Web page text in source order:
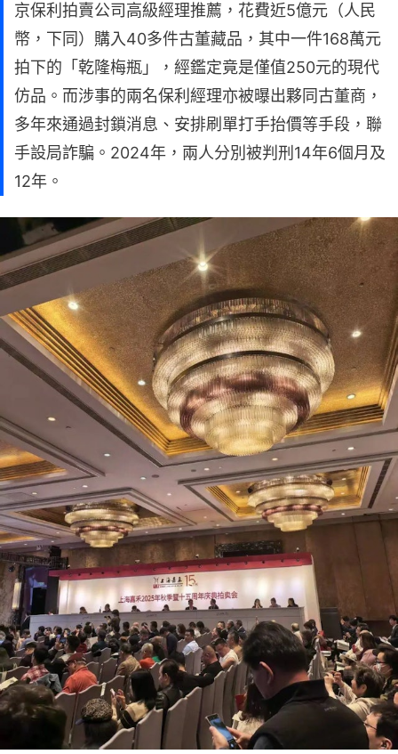
京保利拍賣公司高級經理推薦，花費近5億元（人民
幣，下同）購入40多件古董藏品，其中一件168萬元
拍下的「乾隆梅瓶」，經鑑定竟是僅值250元的現代
仿品。而涉事的兩名保利經理亦被曝出夥同古董商，
多年來通過封鎖消息、安排刷單打手抬價等手段，聯
手設局詐騙。2024年，兩人分別被判刑14年6個月及
12年。